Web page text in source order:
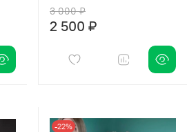
3 000 ₽
2 500 ₽
-22%